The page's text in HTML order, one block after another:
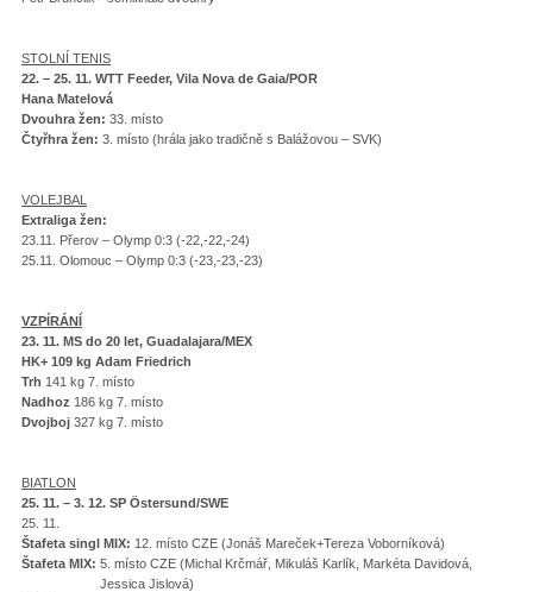
STOLNÍ TENIS
22. – 25. 11. WTT Feeder, Vila Nova de Gaia/POR
Hana Matelová
Dvouhra žen: 33. místo
Čtyřhra žen: 3. místo (hrála jako tradičně s Balážovou – SVK)
VOLEJBAL
Extraliga žen:
23.11. Přerov – Olymp 0:3 (-22,-22,-24)
25.11. Olomouc – Olymp 0:3 (-23,-23,-23)
VZPÍRÁNÍ
23. 11. MS do 20 let, Guadalajara/MEX
HK+ 109 kg Adam Friedrich
Trh 141 kg 7. místo
Nadhoz 186 kg 7. místo
Dvojboj 327 kg 7. místo
BIATLON
25. 11. – 3. 12. SP Östersund/SWE
25. 11.
Štafeta singl MIX: 12. místo CZE (Jonáš Mareček+Tereza Voborníková)
Štafeta MIX: 5. místo CZE (Michal Krčmář, Mikuláš Karlík, Markéta Davidová,
Jessica Jislová)